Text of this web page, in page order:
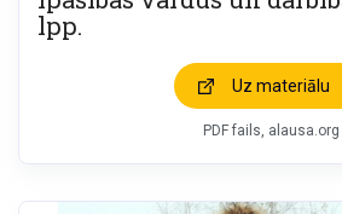
lpp.
Uz materiālu
PDF fails alausa.org